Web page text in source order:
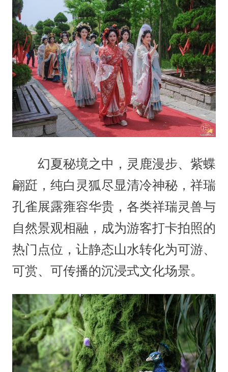
幻夏秘境之中，灵鹿漫步、紫蝶
翩跹，纯白灵狐尽显清冷神秘，祥瑞
孔雀展露雍容华贵，各类祥瑞灵兽与
自然景观相融，成为游客打卡拍照的
热门点位，让静态山水转化为可游、
可赏、可传播的沉浸式文化场景。